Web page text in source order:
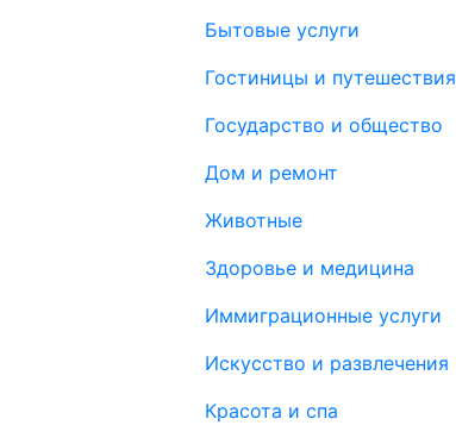
Бытовые услуги
Гостиницы и путешествия
Государство и общество
Дом и ремонт
Животные
Здоровье и медицина
Иммиграционные услуги
Искусство и развлечения
Красота и спа